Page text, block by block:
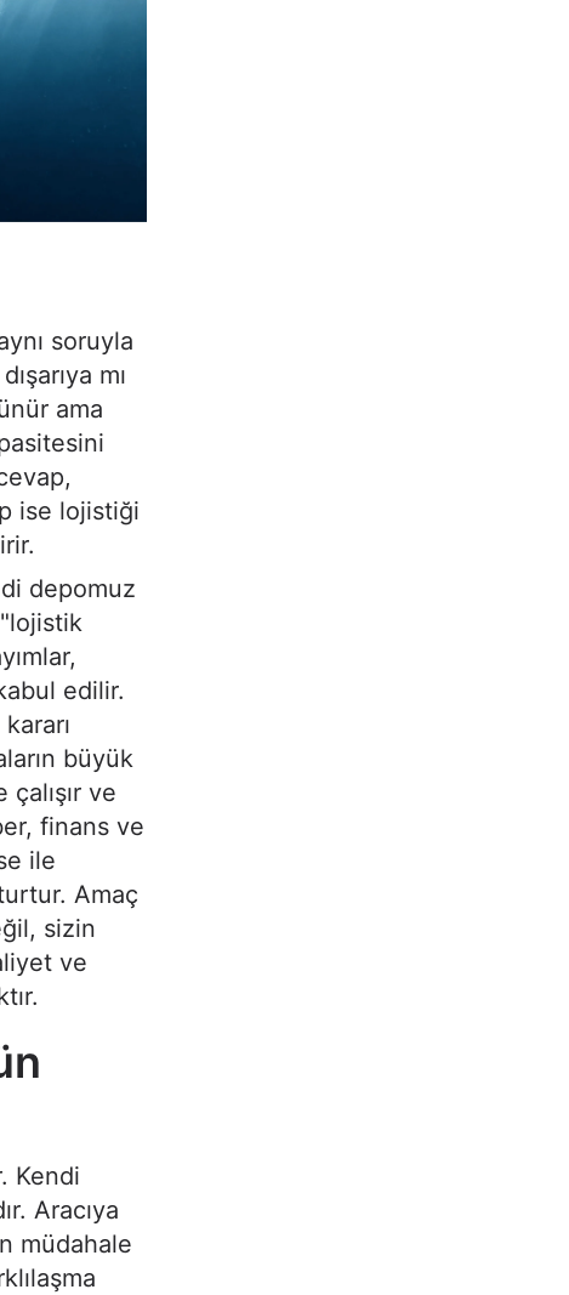
soruyla
mı
ama
ise lojistiği
depomuz
edilir.
büyük
ve
finans ve
ile
Amaç
sizin
ve
Kendi
Aracıya
müdahale